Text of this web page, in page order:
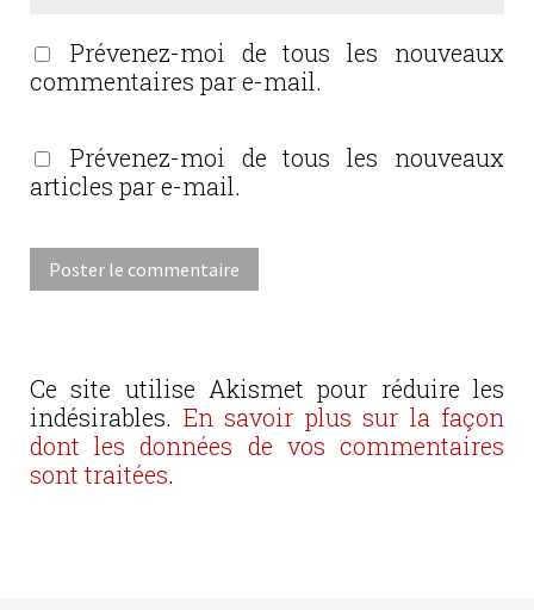
Prévenez-moi de tous les nouveaux
commentaires par e-mail.
Prévenez-moi de tous les nouveaux
articles par e-mail.
Ce site utilise Akismet pour réduire les
indésirables. En savoir plus sur la façon
dont les données de vos commentaires
sont traitées.